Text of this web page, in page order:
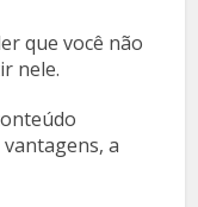
que você não
nele.
a